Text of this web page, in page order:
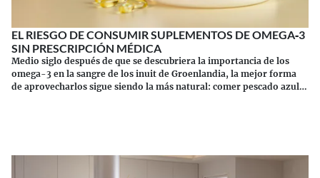
EL RIESGO DE CONSUMIR SUPLEMENTOS DE OMEGA‑3
SIN PRESCRIPCIÓN MÉDICA
Medio siglo después de que se descubriera la importancia de los
omega-3 en la sangre de los inuit de Groenlandia, la mejor forma
de aprovecharlos sigue siendo la más natural: comer pescado azul.